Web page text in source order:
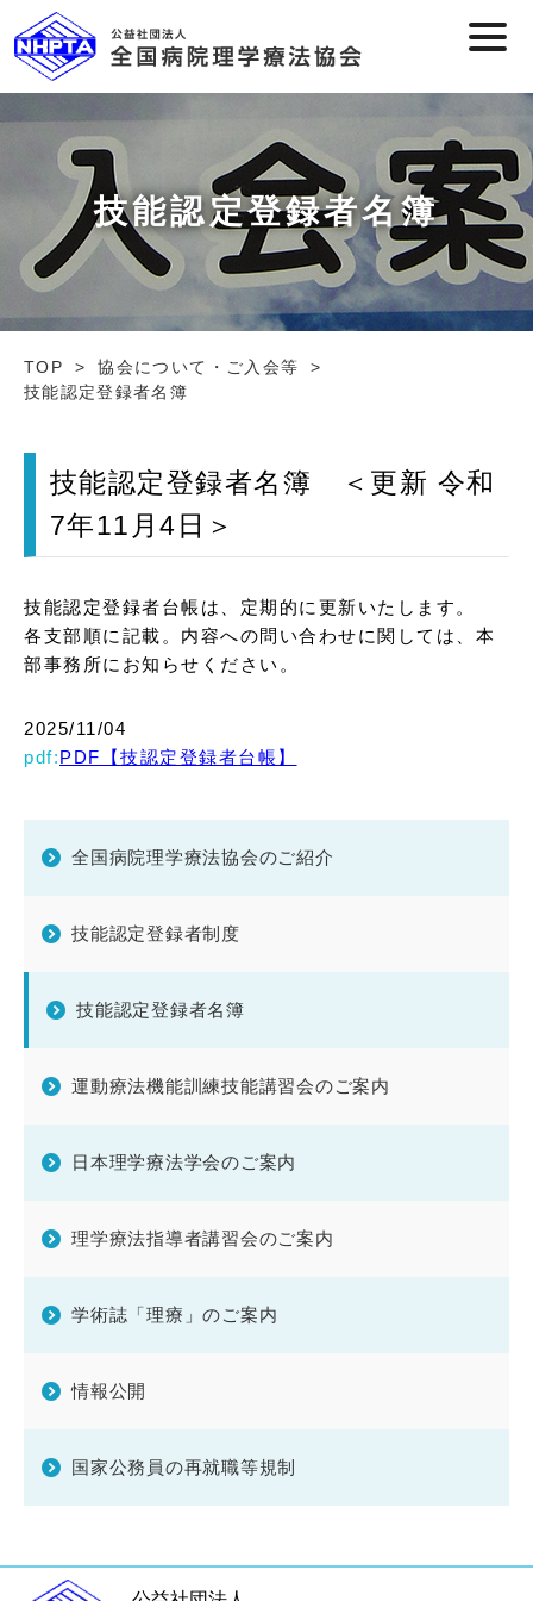
技能認定登録者名簿
TOP
協会について・ご入会等
技能認定登録者名簿
技能認定登録者名簿 ＜更新 令和
7年11月4日＞
技能認定登録者台帳は、定期的に更新いたします。
各支部順に記載。内容への問い合わせに関しては、本
部事務所にお知らせください。
2025/11/04
PDF【技認定登録者台帳】
全国病院理学療法協会のご紹介
技能認定登録者制度
技能認定登録者名簿
運動療法機能訓練技能講習会のご案内
日本理学療法学会のご案内
理学療法指導者講習会のご案内
学術誌「理療」のご案内
情報公開
国家公務員の再就職等規制